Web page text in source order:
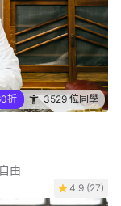
折 3529 位同學
由
4.9 (27)